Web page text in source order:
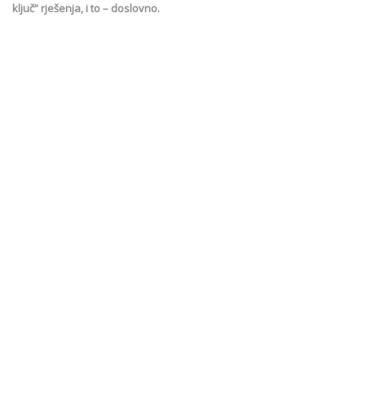
ključ” rješenja, i to – doslovno.